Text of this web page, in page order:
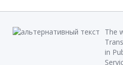
The
in